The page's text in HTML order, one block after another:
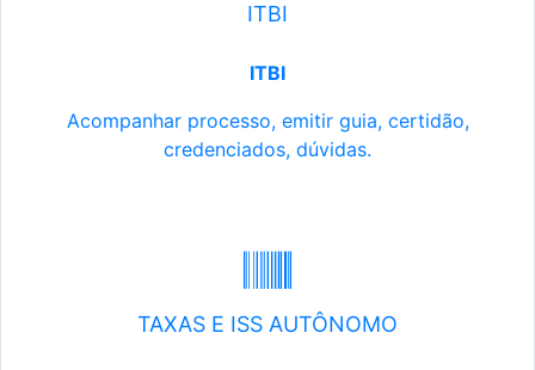
ITBI
ITBI
Acompanhar processo, emitir guia, certidão,
credenciados, dúvidas.
TAXAS E ISS AUTÔNOMO